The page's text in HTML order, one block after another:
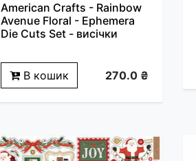
American Crafts - Rainbow
Avenue Floral - Ephemera
Die Cuts Set - висічки
В кошик 270.0 ₴